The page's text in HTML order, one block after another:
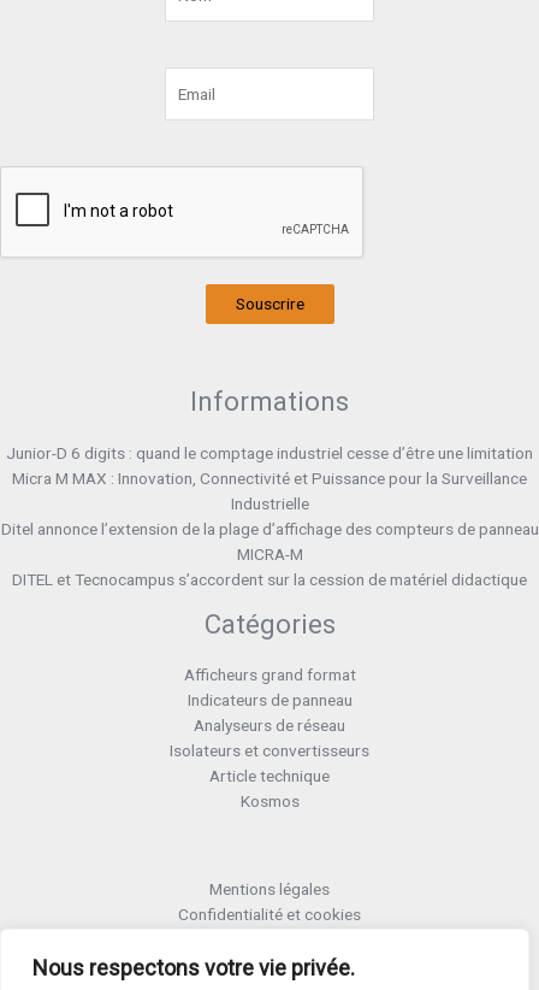
Nous respectons votre vie privée.
Souscrire
Informations
Junior-D 6 digits : quand le comptage industriel cesse d’être une limitation
Micra M MAX : Innovation, Connectivité et Puissance pour la Surveillance
Industrielle
Ditel annonce l’extension de la plage d’affichage des compteurs de panneau
MICRA-M
DITEL et Tecnocampus s’accordent sur la cession de matériel didactique
Catégories
Afficheurs grand format
Indicateurs de panneau
Analyseurs de réseau
Isolateurs et convertisseurs
Article technique
Kosmos
Mentions légales
Confidentialité et cookies
Termes et conditions RMA